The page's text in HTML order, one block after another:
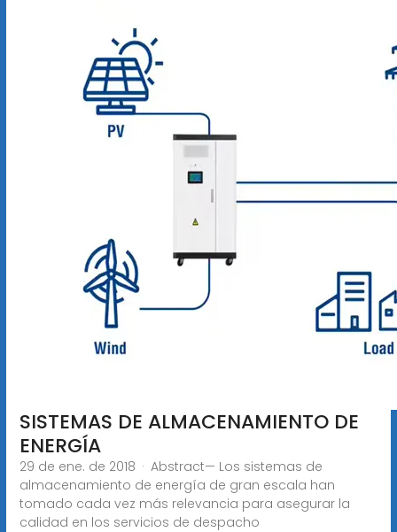
SISTEMAS DE ALMACENAMIENTO DE
ENERGÍA
29 de ene. de 2018 · Abstract— Los sistemas de
almacenamiento de energía de gran escala han
tomado cada vez más relevancia para asegurar la
calidad en los servicios de despacho